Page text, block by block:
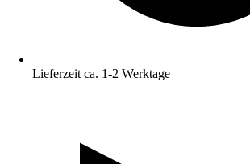
Lieferzeit ca. 1-2 Werktage